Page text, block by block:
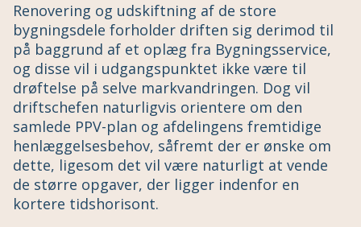
Renovering og udskiftning af de store
bygningsdele forholder driften sig derimod til
på baggrund af et oplæg fra Bygningsservice,
og disse vil i udgangspunktet ikke være til
drøftelse på selve markvandringen. Dog vil
driftschefen naturligvis orientere om den
samlede PPV-plan og afdelingens fremtidige
henlæggelsesbehov, såfremt der er ønske om
dette, ligesom det vil være naturligt at vende
de større opgaver, der ligger indenfor en
kortere tidshorisont.